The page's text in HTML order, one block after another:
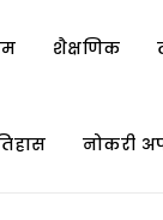
शैक्षणिक
नोकरी